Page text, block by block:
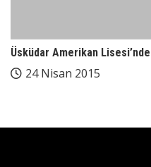
Üsküdar Amerikan
24 Nisan 2015